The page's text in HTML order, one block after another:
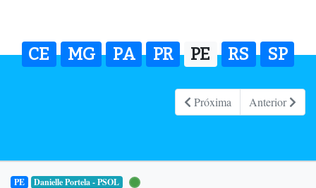
CE MG PA PR PE RS SP
Próxima Anterior
PE Danielle Portela - PSOL